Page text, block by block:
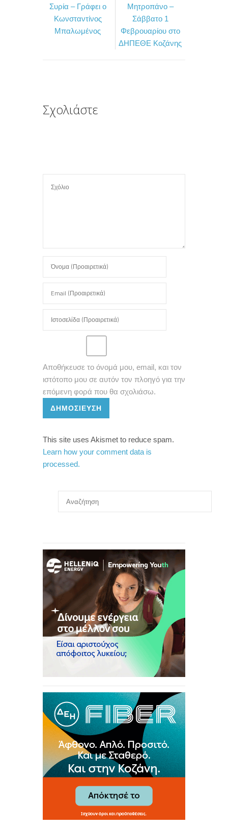
o
k
r
τ
ε
ί
Συρία – Γράφει ο
Κωνσταντίνος
Μπαλωμένος
Μητροπάνο –
Σάββατο 1
Φεβρουαρίου στο
ΔΗΠΕΘΕ Κοζάνης
Σχολιάστε
Αποθήκευσε το όνομά μου, email, και τον
ιστότοπο μου σε αυτόν τον πλοηγό για την
επόμενη φορά που θα σχολιάσω.
ΔΗΜΟΣΊΕΥΣΗ
This site uses Akismet to reduce spam.
Learn how your comment data is
processed.